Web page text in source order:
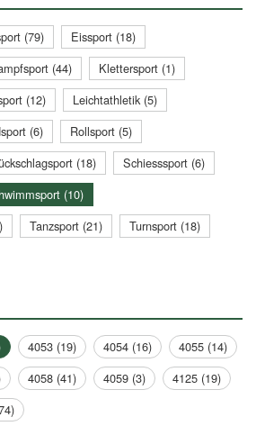
(79)
Eissport (18)
(44)
Klettersport (1)
(12)
Leichtathletik (5)
(6)
Rollsport (5)
(18)
Schiesssport (6)
(10)
Tanzsport (21)
Turnsport (18)
4053 (19) 4054 (16)
4055 (14)
4058 (41) 4059 (3)
4125 (19)